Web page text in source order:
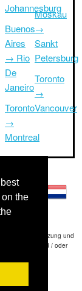
the
Johannesburg
Buenos
Aires
→ Rio
De
Janeiro
Toronto
→
Montreal
Moskau
→
Sankt
Petersburg
Toronto
→
Vancouver
beste Schätzung und
und / oder